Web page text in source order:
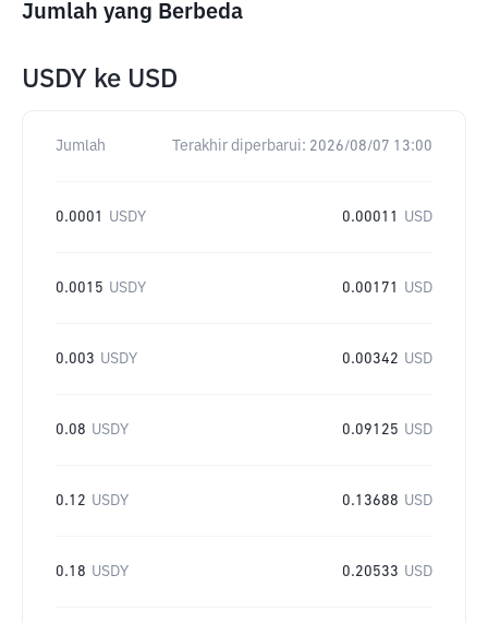
Jumlah yang Berbeda
USDY ke USD
Jumlah Terakhir diperbarui: 2026/08/07 13:00
0.0001 USDY 0.00011 USD
0.0015 USDY 0.00171 USD
0.003 USDY 0.00342 USD
0.08 USDY 0.09125 USD
0.12 USDY 0.13688 USD
0.18 USDY 0.20533 USD